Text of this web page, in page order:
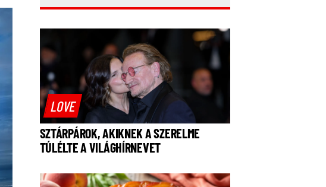
LOVE
SZTÁRPÁROK, AKIKNEK A SZERELME
TÚLÉLTE A VILÁGHÍRNEVET